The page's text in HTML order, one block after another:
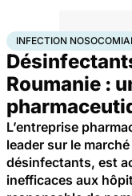
AccueilSantéSociété
INFECTION
Roumanie :
L’entreprise
leader sur le
désinfectants, est
inefficaces aux